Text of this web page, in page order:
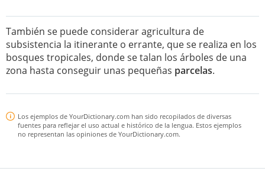
También se puede considerar agricultura de
subsistencia la itinerante o errante, que se realiza en los
bosques tropicales, donde se talan los árboles de una
zona hasta conseguir unas pequeñas parcelas.
Los ejemplos de YourDictionary.com han sido recopilados de diversas
fuentes para reflejar el uso actual e histórico de la lengua. Estos ejemplos
no representan las opiniones de YourDictionary.com.